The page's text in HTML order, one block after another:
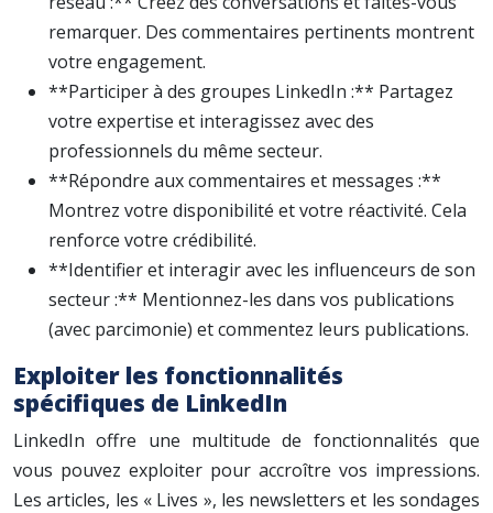
remarquer. Des commentaires pertinents montrent
votre engagement.
**Participer à des groupes LinkedIn :** Partagez
votre expertise et interagissez avec des
professionnels du même secteur.
**Répondre aux commentaires et messages :**
Montrez votre disponibilité et votre réactivité. Cela
renforce votre crédibilité.
**Identifier et interagir avec les influenceurs de son
secteur :** Mentionnez-les dans vos publications
(avec parcimonie) et commentez leurs publications.
Exploiter les fonctionnalités
spécifiques de LinkedIn
LinkedIn offre une multitude de fonctionnalités que
vous pouvez exploiter pour accroître vos impressions.
Les articles, les « Lives », les newsletters et les sondages